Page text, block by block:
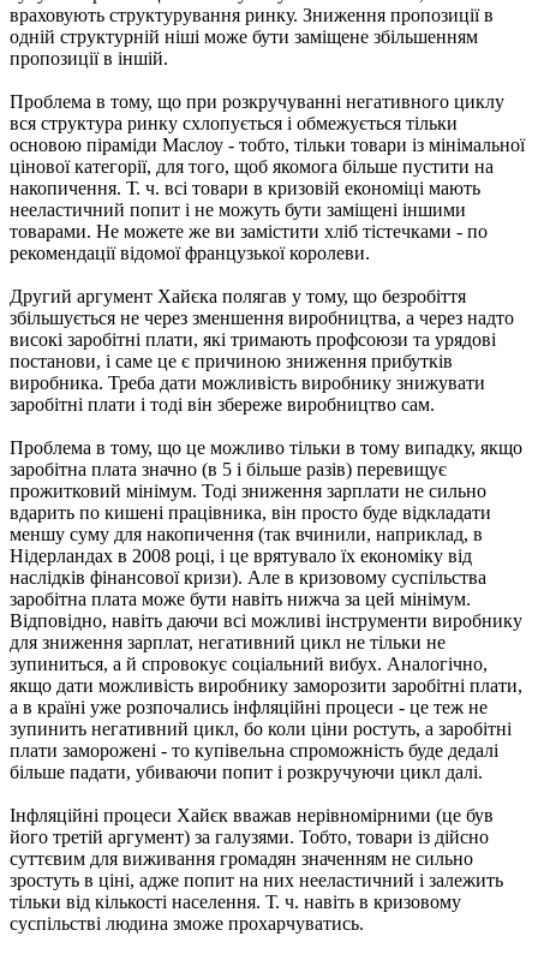
враховують структурування ринку. Зниження пропозиції в
одній структурній ніші може бути заміщене збільшенням
пропозиції в іншій.
Проблема в тому, що при розкручуванні негативного циклу
вся структура ринку схлопується і обмежується тільки
основою піраміди Маслоу - тобто, тільки товари із мінімальної
цінової категорії, для того, щоб якомога більше пустити на
накопичення. Т. ч. всі товари в кризовій економіці мають
нееластичний попит і не можуть бути заміщені іншими
товарами. Не можете же ви замістити хліб тістечками - по
рекомендації відомої французької королеви.
Другий аргумент Хайєка полягав у тому, що безробіття
збільшується не через зменшення виробництва, а через надто
високі заробітні плати, які тримають профсоюзи та урядові
постанови, і саме це є причиною зниження прибутків
виробника. Треба дати можливість виробнику знижувати
заробітні плати і тоді він збереже виробництво сам.
Проблема в тому, що це можливо тільки в тому випадку, якщо
заробітна плата значно (в 5 і більше разів) перевищує
прожитковий мінімум. Тоді зниження зарплати не сильно
вдарить по кишені працівника, він просто буде відкладати
меншу суму для накопичення (так вчинили, наприклад, в
Нідерландах в 2008 році, і це врятувало їх економіку від
наслідків фінансової кризи). Але в кризовому суспільства
заробітна плата може бути навіть нижча за цей мінімум.
Відповідно, навіть даючи всі можливі інструменти виробнику
для зниження зарплат, негативний цикл не тільки не
зупиниться, а й спровокує соціальний вибух. Аналогічно,
якщо дати можливість виробнику заморозити заробітні плати,
а в країні уже розпочались інфляційні процеси - це теж не
зупинить негативний цикл, бо коли ціни ростуть, а заробітні
плати заморожені - то купівельна спроможність буде дедалі
більше падати, убиваючи попит і розкручуючи цикл далі.
Інфляційні процеси Хайєк вважав нерівномірними (це був
його третій аргумент) за галузями. Тобто, товари із дійсно
суттєвим для виживання громадян значенням не сильно
зростуть в ціні, адже попит на них нееластичний і залежить
тільки від кількості населення. Т. ч. навіть в кризовому
суспільстві людина зможе прохарчуватись.